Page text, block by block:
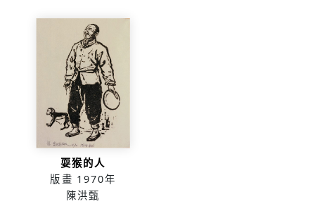
耍猴的人
版畫 1970年
陳洪甄